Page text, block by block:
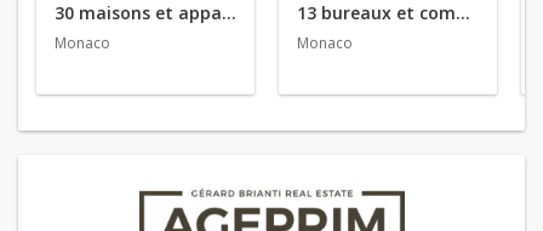
30 maisons et appartements en vente
Monaco
13 bureaux et commerces en vente
Monaco